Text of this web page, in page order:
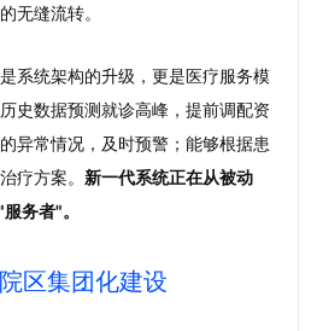
无缝流转。
系统架构的升级，更是医疗服务模
史数据预测就诊高峰，提前调配资
异常情况，及时预警；能够根据患
疗方案。 新一代系统正在从被动
务者"。
区集团化建设